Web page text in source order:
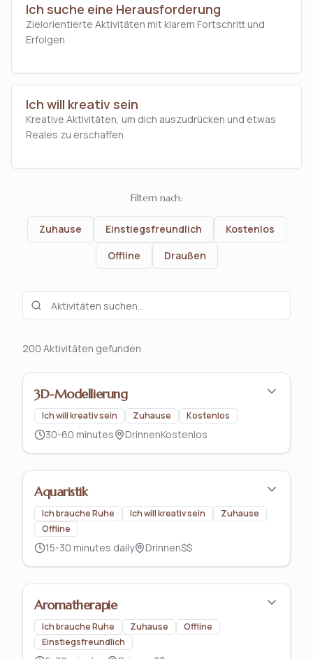
Ich suche eine Herausforderung
Zielorientierte Aktivitäten mit klarem Fortschritt und
Erfolgen
Ich will kreativ sein
Kreative Aktivitäten, um dich auszudrücken und etwas
Reales zu erschaffen
Filtern nach:
Zuhause Einstiegsfreundlich
Kostenlos
Offline
Draußen
200 Aktivitäten gefunden
3D-Modellierung
Ich will kreativ sein Zuhause Kostenlos
30-60 minutes DrinnenKostenlos
Aquaristik
Ich brauche Ruhe Ich will kreativ sein
Zuhause
Offline
15-30 minutes daily Drinnen$$
Aromatherapie
Ich brauche Ruhe Zuhause
Offline
Einstiegsfreundlich